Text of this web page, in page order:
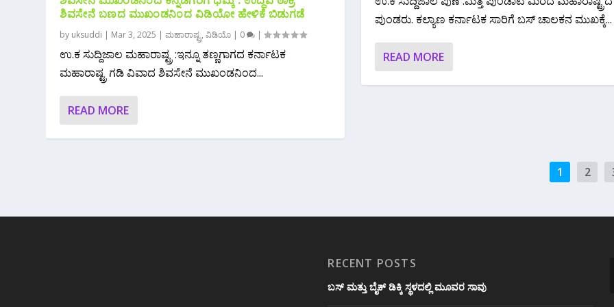
ಶಿವಸೇನೆ ಬಣದ ಮುಖಂಡನಿಂದ ವಿಡಿಯೋ ಹೇಳಿಕೆ ಬಿಡುಗಡೆ
by uksuddi | Mar 3, 2025 |ಮಹಾರಾಷ್ಟ್ರ,ವಿಡಿಯೊ | 0 |
ಉ.ಕ ಸುದ್ದಿಜಾಲ ಮಹಾರಾಷ್ಟ್ರ :ಇನ್ನೂ ತಣ್ಣಗಾಗದ ಕರ್ನಾಟಕ
ಮಹಾರಾಷ್ಟ್ರ ಗಡಿ ವಿವಾದ ಶಿವಸೇನೆ ಮುಖಂಡನಿಂದ...
READ MORE
ಪುಂಡರು. ಕಲ್ಯಾಣ ಕರ್ನಾಟಕ ಸಾರಿಗೆ ಬಸ್ ಚಾಲಕನ ಮುಖಕ್ಕೆ...
READ MORE
1 2
RECENT POSTS
ಬಸ್ ಮತ್ತು ಬೈಕ್ ಡಿಕ್ಕಿ ಸ್ಥಳದಲ್ಲಿ ಮೂವರ ಸಾವು